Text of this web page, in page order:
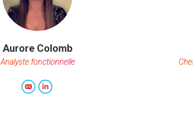
Aurore Colomb
Analyste fonctionnelle
E-
LinkedIn